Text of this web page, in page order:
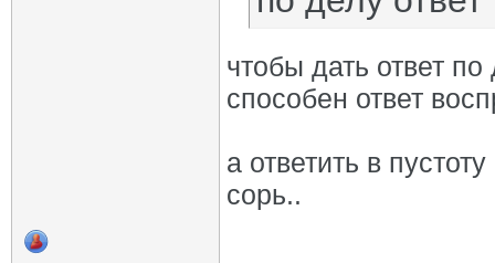
чтобы дать ответ
способен ответ
а ответить в
сорь..